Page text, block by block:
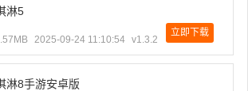
淋5
2025-09-24 11:10:54 v1.3.2
立即下载
淋8手游安卓版